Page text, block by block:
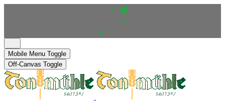
Mobile Menu Toggle
Off-Canvas Toggle